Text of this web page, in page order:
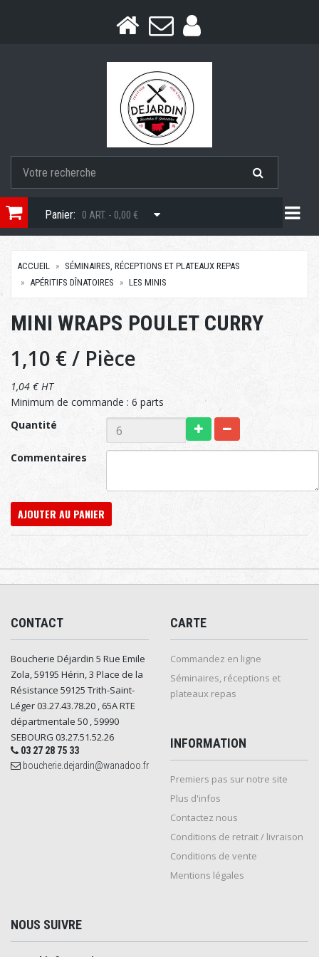
Panier: 0 ART. - 0,00 €
ACCUEIL
SÉMINAIRES, RÉCEPTIONS ET PLATEAUX REPAS
APÉRITIFS DÎNATOIRES
LES MINIS
MINI WRAPS POULET CURRY
1,10 €/ Pièce
1,04 € HT
Minimum de commande : 6 parts
Quantité
Commentaires
AJOUTER AU PANIER
CONTACT
Boucherie Déjardin 5 Rue Emile
Zola, 59195 Hérin, 3 Place de la
Résistance 59125 Trith-Saint-
Léger 03.27.43.78.20 , 65A RTE
départmentale 50 , 59990
SEBOURG 03.27.51.52.26
03 27 28 75 33
boucherie.dejardin@wanadoo.fr
CARTE
Commandez en ligne
Séminaires, réceptions et
plateaux repas
INFORMATION
Premiers pas sur notre site
Plus d'infos
Contactez nous
Conditions de retrait / livraison
Conditions de vente
Mentions légales
NOUS SUIVRE